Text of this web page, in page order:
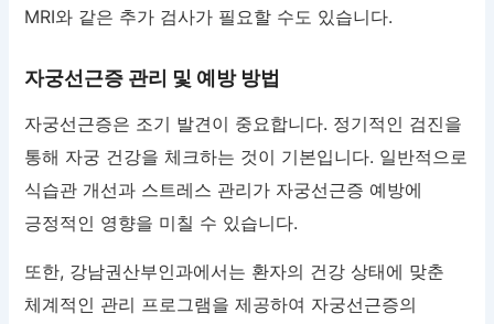
MRI와 같은 추가 검사가 필요할 수도 있습니다.
자궁선근증 관리 및 예방 방법
자궁선근증은 조기 발견이 중요합니다. 정기적인 검진을
통해 자궁 건강을 체크하는 것이 기본입니다. 일반적으로
식습관 개선과 스트레스 관리가 자궁선근증 예방에
긍정적인 영향을 미칠 수 있습니다.
또한, 강남권산부인과에서는 환자의 건강 상태에 맞춘
체계적인 관리 프로그램을 제공하여 자궁선근증의